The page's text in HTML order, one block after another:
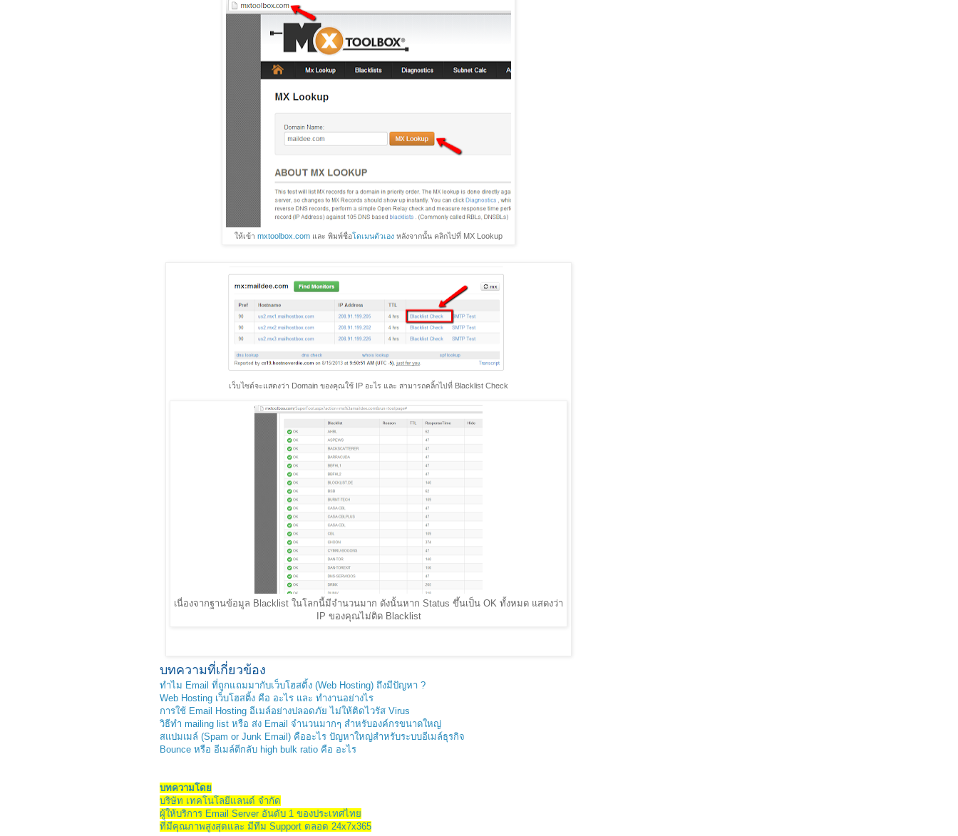
ให้เข้า mxtoolbox.com และ พิมพ์ชื่อโดเมนตัวเอง หลังจากนั้น คลิกไปที่ MX Lookup
เว็บไซต์จะแสดงว่า Domain ของคุณใช้ IP อะไร และ สามารถคลิ้กไปที่ Blacklist Check
เนื่องจากฐานข้อมูล Blacklist ในโลกนี้มีจำนวนมาก ดังนั้นหาก Status ขึ้นเป็น OK ทั้งหมด แสดงว่า
IP ของคุณไม่ติด Blacklist
บทความที่เกี่ยวข้อง
ทำไม Email ที่ถูกแถมมากับเว็บโฮสติ้ง (Web Hosting) ถึงมีปัญหา ?
Web Hosting เว็บโฮสติ้ง คือ อะไร และ ทำงานอย่างไร
การใช้ Email Hosting อีเมล์อย่างปลอดภัย ไม่ให้ติดไวรัส Virus
วิธีทำ mailing list หรือ ส่ง Email จำนวนมากๆ สำหรับองค์กรขนาดใหญ่
สแปมเมล์ (Spam or Junk Email) คืออะไร ปัญหาใหญ่สำหรับระบบอีเมล์ธุรกิจ
Bounce หรือ อีเมล์ตีกลับ high bulk ratio คือ อะไร
บทความโดย
บริษัท เทคโนโลยีแลนด์ จำกัด
ผู้ให้บริการ Email Server อันดับ 1 ของประเทศไทย
ที่มีคุณภาพสูงสุดและ มีทีม Support ตลอด 24x7x365